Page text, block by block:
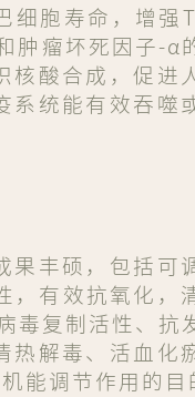
细胞寿命，增强
瘤坏死因子-α
酸合成，促进
系统能有效吞噬
果丰硕，包括可
，有效抗氧化，
毒复制活性、抗
热解毒、活血化
能调节作用的目